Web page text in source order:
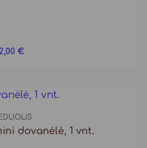
2,00 €
dovanėlė, 1 vnt.